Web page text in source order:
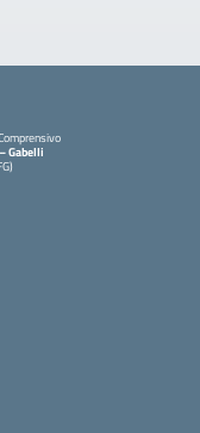
Gabelli
pagina iniziale della scuola